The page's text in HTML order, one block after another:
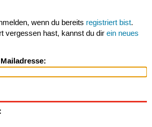
wenn du bereits registriert bist.
vergessen hast, kannst du dir ein neues